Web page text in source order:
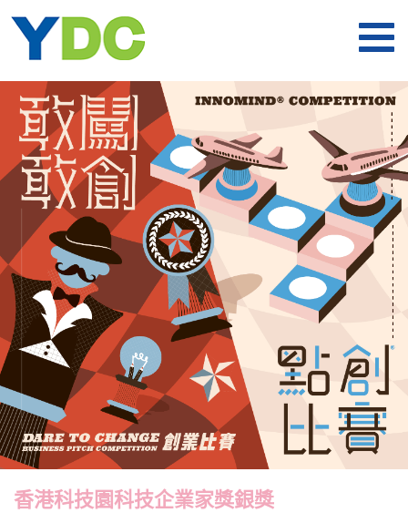
香港科技園科技企業家獎銀獎